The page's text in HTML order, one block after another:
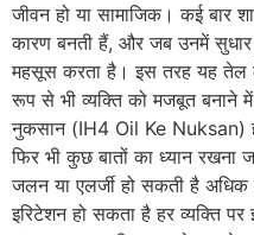
जीवन हो या सामाजिक। कई बार
कारण बनती हैं, और जब उनमें
महसूस करता है। इस तरह यह तेल
रूप से भी व्यक्ति को मजबूत
नुकसान (IH4 Oil Ke Nuksan)
फिर भी कुछ बातों का ध्यान रखना
जलन या एलर्जी हो सकती है
इरिटेशन हो सकता है हर व्यक्ति